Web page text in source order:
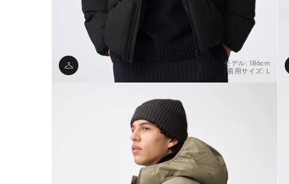
モデル: 186cm
着用サイズ: L